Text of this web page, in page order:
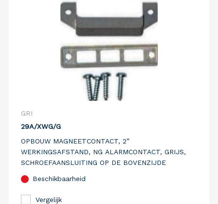
GRI
29A/XWG/G
OPBOUW MAGNEETCONTACT, 2”
WERKINGSAFSTAND, NG ALARMCONTACT, GRIJS,
SCHROEFAANSLUITING OP DE BOVENZIJDE
Beschikbaarheid
Vergelijk